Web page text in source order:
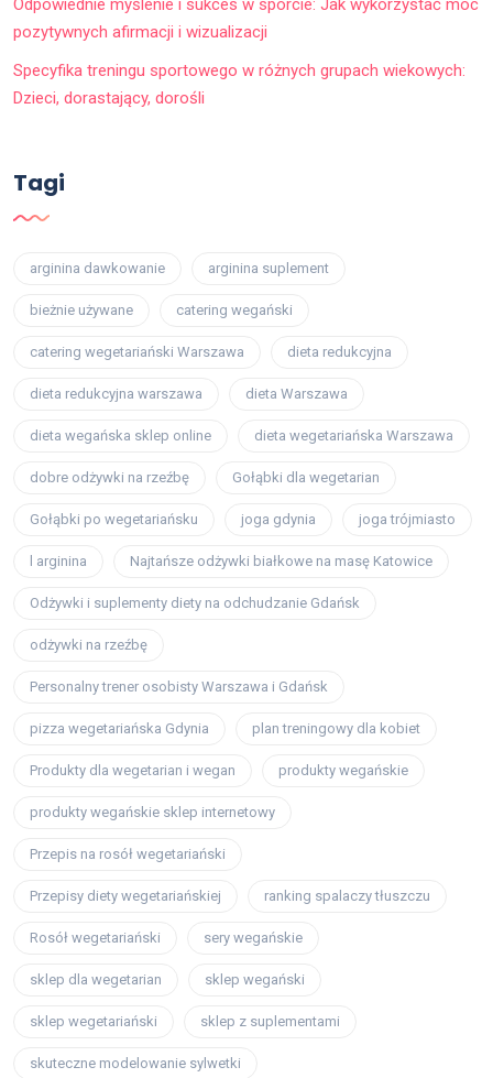
Odpowiednie myślenie i sukces w sporcie: Jak wykorzystać moc
pozytywnych afirmacji i wizualizacji
Specyfika treningu sportowego w różnych grupach wiekowych:
Dzieci, dorastający, dorośli
Tagi
arginina dawkowanie arginina suplement
bieżnie używane catering wegański
catering wegetariański Warszawa dieta redukcyjna
dieta redukcyjna warszawa dieta Warszawa
dieta wegańska sklep online dieta wegetariańska Warszawa
dobre odżywki na rzeźbę Gołąbki dla wegetarian
Gołąbki po wegetariańsku joga gdynia joga trójmiasto
l arginina Najtańsze odżywki białkowe na masę Katowice
Odżywki i suplementy diety na odchudzanie Gdańsk
odżywki na rzeźbę
Personalny trener osobisty Warszawa i Gdańsk
pizza wegetariańska Gdynia plan treningowy dla kobiet
Produkty dla wegetarian i wegan produkty wegańskie
produkty wegańskie sklep internetowy
Przepis na rosół wegetariański
Przepisy diety wegetariańskiej ranking spalaczy tłuszczu
Rosół wegetariański sery wegańskie
sklep dla wegetarian sklep wegański
sklep wegetariański sklep z suplementami
skuteczne modelowanie sylwetki